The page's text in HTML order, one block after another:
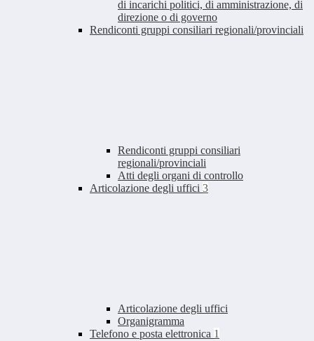
di incarichi politici, di amministrazione, di
direzione o di governo
Rendiconti gruppi consiliari regionali/provinciali
Rendiconti gruppi consiliari
regionali/provinciali
Atti degli organi di controllo
Articolazione degli uffici 3
Articolazione degli uffici
Organigramma
Telefono e posta elettronica 1